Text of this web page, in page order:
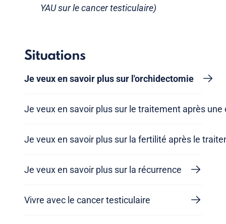
YAU sur le cancer testiculaire)
Situations
Je veux en savoir plus sur l'orchidectomie
Je veux en savoir plus sur le traitement après
Je veux en savoir plus sur la fertilité après le
Je veux en savoir plus sur la récurrence
Vivre avec le cancer testiculaire